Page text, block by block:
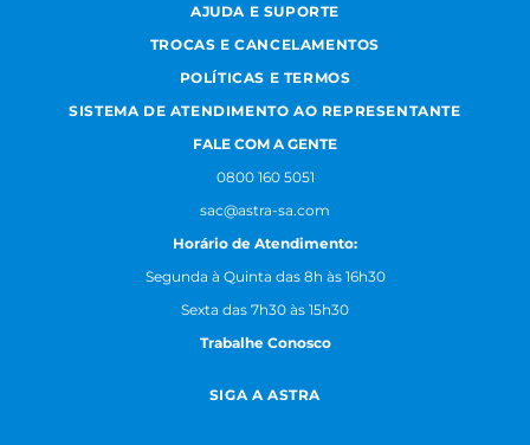
AJUDA E SUPORTE
TROCAS E CANCELAMENTOS
POLÍTICAS E TERMOS
SISTEMA DE ATENDIMENTO AO REPRESENTANTE
FALE COM A GENTE
0800 160 5051
sac@astra-sa.com
Horário de Atendimento:
Segunda à Quinta das 8h às 16h30
Sexta das 7h30 às 15h30
Trabalhe Conosco
SIGA A ASTRA